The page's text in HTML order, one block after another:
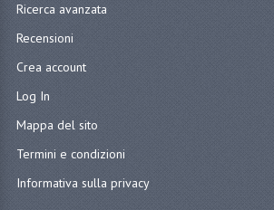
Ricerca avanzata
Recensioni
Crea account
Log In
Mappa del sito
Termini e condizioni
Informativa sulla privacy